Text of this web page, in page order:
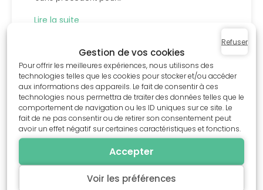
Gestion de vos cookies
Pour offrir les meilleures expériences, nous utilisons des
technologies telles que les cookies pour stocker et/ou accéder
aux informations des appareils. Le fait de consentir à ces
technologies nous permettra de traiter des données telles que le
comportement de navigation ou les ID uniques sur ce site. Le
fait de ne pas consentir ou de retirer son consentement peut
avoir un effet négatif sur certaines caractéristiques et fonctions.
Accepter
Refuser
Voir les préférences
Lire la suite
AVRIL 10, 2024